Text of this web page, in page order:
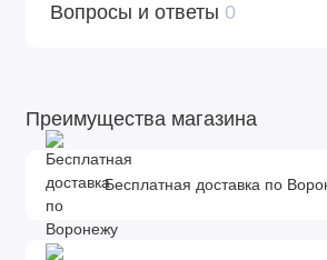
Вопросы и ответы 0
Преимущества магазина
Бесплатная доставка по